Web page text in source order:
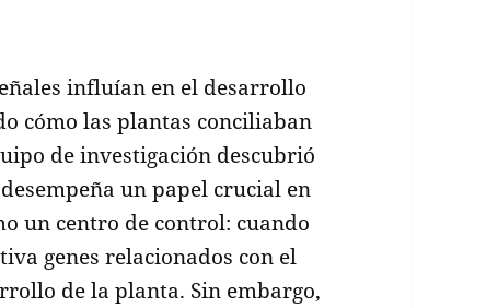
influían en el desarrollo
cómo las plantas conciliaban
de investigación descubrió
desempeña un papel crucial en
un centro de control: cuando
genes relacionados con el
de la planta. Sin embargo,